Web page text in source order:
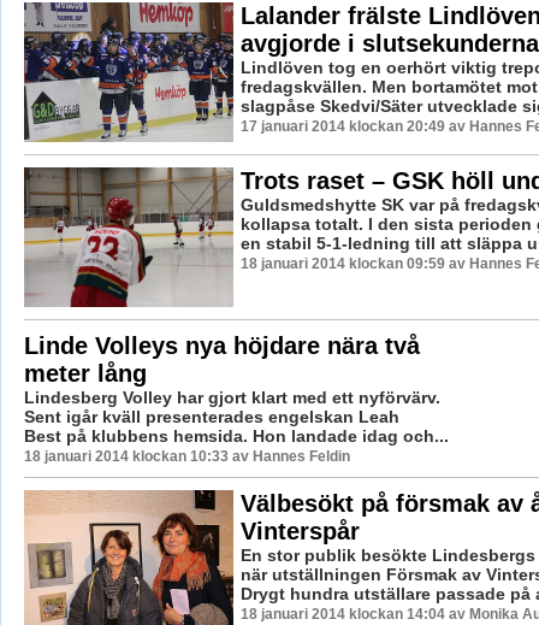
Lalander frälste
avgjorde i slutsekunderna
Lindlöven tog en oerhört viktig
fredagskvällen. Men bortamötet
slagpåse Skedvi/Säter utvecklade
17 januari 2014 klockan 20:49 av Hannes
Trots raset – GSK höll
Guldsmedshytte SK var på
kollapsa totalt. I den sista perioden
en stabil 5-1-ledning till att släppa
18 januari 2014 klockan 09:59 av Hannes
Linde Volleys nya höjdare nära två
meter lång
Lindesberg Volley har gjort klart med ett nyförvärv.
Sent igår kväll presenterades engelskan Leah
Best på klubbens hemsida. Hon landade idag och...
18 januari 2014 klockan 10:33 av Hannes Feldin
Välbesökt på försmak av
Vinterspår
En stor publik besökte
när utställningen Försmak av
Drygt hundra utställare passade på
18 januari 2014 klockan 14:04 av Monika